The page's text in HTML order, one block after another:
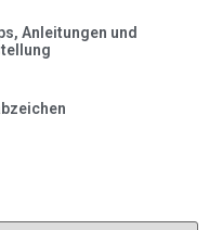
Anleitungen und